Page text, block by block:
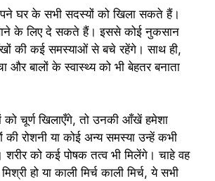
घर के सभी सदस्यों को खिला सकते हैं।
के लिए दे सकते हैं। इससे कोई नुकसान
की कई समस्याओं से बचे रहेंगे। साथ ही,
और बालों के स्वास्थ्य को भी बेहतर बनाता
चूर्ण खिलाएँगे, तो उनकी आँखें हमेशा
रोशनी या कोई अन्य समस्या उन्हें कभी
शरीर को कई पोषक तत्व भी मिलेंगे। चाहे वह
हो या काली मिर्च काली मिर्च, ये सभी